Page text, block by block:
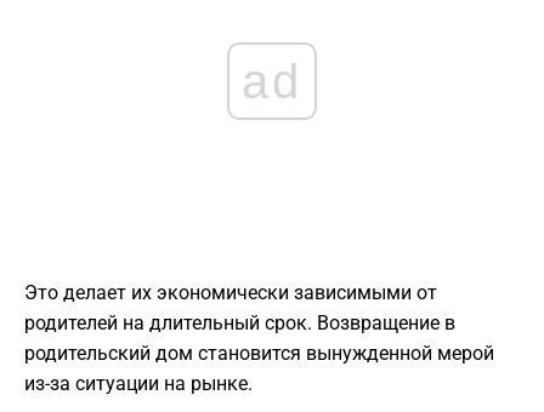
ad
Это делает их экономически зависимыми от
родителей на длительный срок. Возвращение в
родительский дом становится вынужденной мерой
из-за ситуации на рынке.